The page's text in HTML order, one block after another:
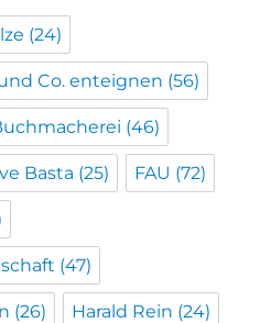
(24)
Co. enteignen (56)
(46)
Basta (25) FAU (72)
(47)
(26) Harald Rein (24)